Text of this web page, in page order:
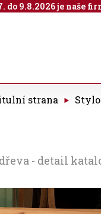
- detail
strana
do 9.8.2026 je naše